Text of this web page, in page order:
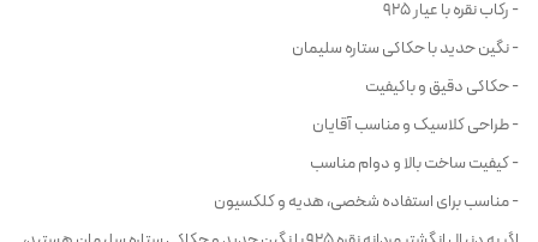
- رکاب نقره با عیار 925
- نگین حدید با حکاکی ستاره سلیمان
- حکاکی دقیق و باکیفیت
- طراحی کلاسیک و مناسب آقایان
- کیفیت ساخت بالا و دوام مناسب
- مناسب برای استفاده شخصی، هدیه و کلکسیون